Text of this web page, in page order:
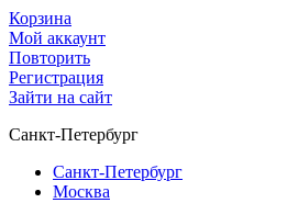
Корзина
Мой аккаунт
Повторить
Регистрация
Зайти на сайт
Санкт-Петербург
Санкт-Петербург
Москва